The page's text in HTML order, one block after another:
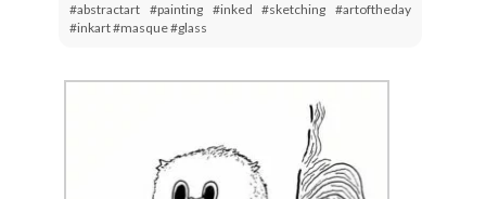
#abstractart #painting #inked #sketching #artoftheday
#inkart #masque #glass